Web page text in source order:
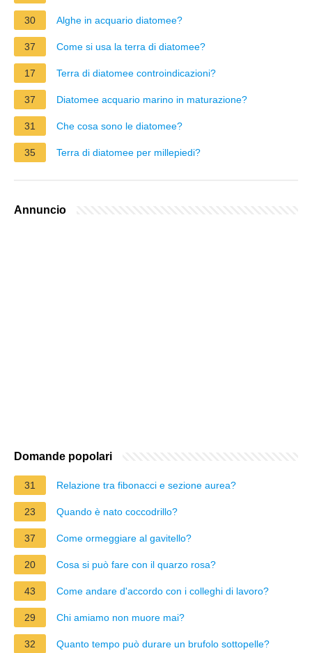
30 Alghe in acquario diatomee?
37 Come si usa la terra di diatomee?
17 Terra di diatomee controindicazioni?
37 Diatomee acquario marino in maturazione?
31 Che cosa sono le diatomee?
35 Terra di diatomee per millepiedi?
Annuncio
Domande popolari
31 Relazione tra fibonacci e sezione aurea?
23 Quando è nato coccodrillo?
37 Come ormeggiare al gavitello?
20 Cosa si può fare con il quarzo rosa?
43 Come andare d'accordo con i colleghi di lavoro?
29 Chi amiamo non muore mai?
32 Quanto tempo può durare un brufolo sottopelle?